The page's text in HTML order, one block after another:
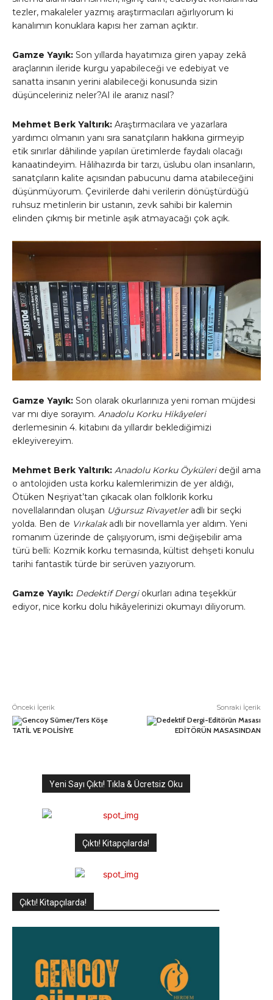
tezler, makaleler yazmış araştırmacıları ağırlıyorum ki
kanalımın konuklara kapısı her zaman açıktır.
Gamze Yayık: Son yıllarda hayatımıza giren yapay zekâ
araçlarının ileride kurgu yapabileceği ve edebiyat ve
sanatta insanın yerini alabileceği konusunda sizin
düşünceleriniz neler?AI ile aranız nasıl?
Mehmet Berk Yaltırık: Araştırmacılara ve yazarlara
yardımcı olmanın yanı sıra sanatçıların hakkına girmeyip
etik sınırlar dâhilinde yapılan üretimlerde faydalı olacağı
kanaatindeyim. Hâlihazırda bir tarzı, üslubu olan insanların,
sanatçıların kalite açısından pabucunu dama atabileceğini
düşünmüyorum. Çevirilerde dahi verilerin dönüştürdüğü
ruhsuz metinlerin bir ustanın, zevk sahibi bir kalemin
elinden çıkmış bir metinle aşık atmayacağı çok açık.
Gamze Yayık: Son olarak okurlarınıza yeni roman müjdesi
var mı diye sorayım. Anadolu Korku Hikâyeleri
derlemesinin 4. kitabını da yıllardır beklediğimizi
ekleyivereyim.
Mehmet Berk Yaltırık: Anadolu Korku Öykülerideğil ama
o antolojiden usta korku kalemlerimizin de yer aldığı,
Ötüken Neşriyat’tan çıkacak olan folklorik korku
novellalarından oluşan Uğursuz Rivayetleradlı bir seçki
yolda. Ben de Vırkalakadlı bir novellamla yer aldım. Yeni
romanım üzerinde de çalışıyorum, ismi değişebilir ama
türü belli: Kozmik korku temasında, kültist dehşeti konulu
tarihi fantastik türde bir serüven yazıyorum.
Gamze Yayık: Dedektif Dergiokurları adına teşekkür
ediyor, nice korku dolu hikâyelerinizi okumayı diliyorum.
Önceki İçerik
TATİL VE POLİSİYE
Sonraki İçerik
EDİTÖRÜN MASASINDAN
Yeni Sayı Çıktı! Tıkla & Ücretsiz Oku
Çıktı! Kitapçılarda!
Çıktı! Kitapçılarda!